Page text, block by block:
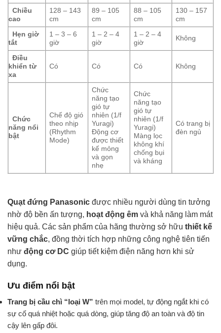
Chiều
cao
128 – 143
cm
89 – 105
cm
88 – 105
cm
130 – 157
cm
Hẹn giờ
tắt
1 – 3 – 6
giờ
1 – 2 – 4
giờ
1 – 2 – 4
giờ
Không
Điều
khiển từ
xa
Có Có Có Không
Chức
năng nổi
bật
Chế độ gió
theo nhịp
(Rhythm
Mode)
Chức
năng tạo
gió tự
nhiên (1/f
Yuragi)
Động cơ
được thiết
kế mỏng
và gọn
nhẹ
Chức
năng tạo
gió tự
nhiên (1/f
Yuragi)
Màng lọc
không khí
chống bụi
và kháng
Có trang bị
đèn ngủ
Quạt đứng Panasonic được nhiều người dùng tin tưởng
nhờ độ bền ấn tượng, hoạt động êm và khả năng làm mát
hiệu quả. Các sản phẩm của hãng thường sở hữu thiết kế
vững chắc, đồng thời tích hợp những công nghệ tiên tiến
như động cơ DC giúp tiết kiệm điện năng hơn khi sử
dụng.
Ưu điểm nổi bật
Trang bị cầu chì “loại W” trên mọi model, tự động ngắt khi có
sự cố quá nhiệt hoặc quá dòng, giúp tăng độ an toàn và độ tin
cậy lên gấp đôi.